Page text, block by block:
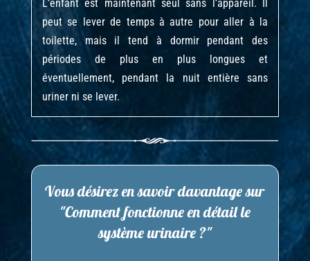
L’enfant est maintenant seul sans l’appareil. Il
peut se lever de temps à autre pour aller à la
toilette, mais il tend à dormir pendant des
périodes de plus en plus longues et
éventuellement, pendant la nuit entière sans
uriner ni se lever.
Vous désirez en savoir davantage sur
"Comment fonctionne en détail le
système urinaire ?"